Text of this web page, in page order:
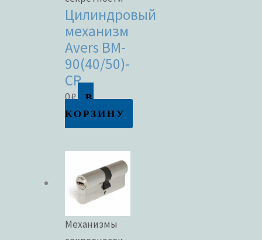
Цилиндровый
механизм
Avers BM-
90(40/50)-
CR
0₽
В
КОРЗИНУ
Механизмы